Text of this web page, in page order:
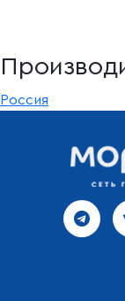
Россия